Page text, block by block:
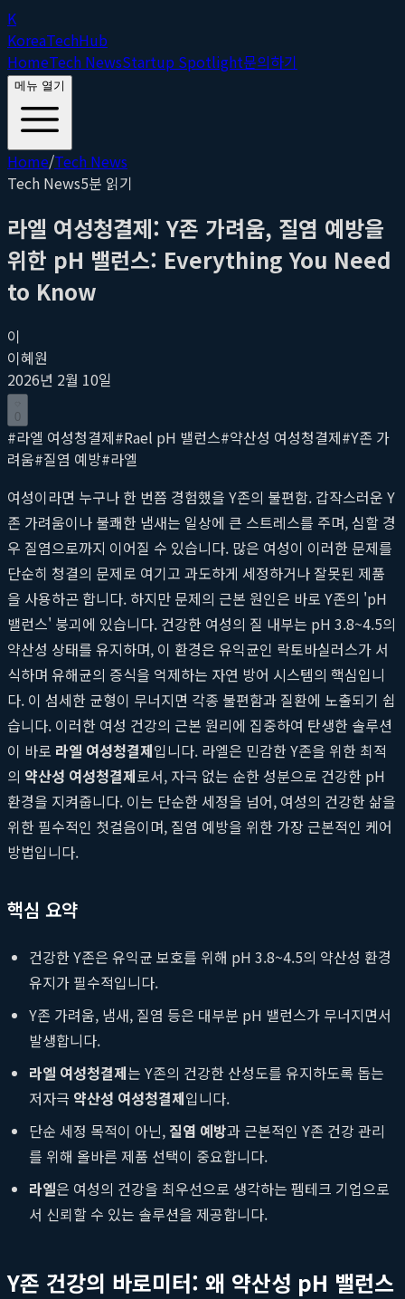
K
KoreaTechHub
HomeTech NewsStartup Spotlight문의하기
메뉴 열기
Home/Tech News
Tech News5분 읽기
라엘 여성청결제: Y존 가려움, 질염 예방을
위한 pH 밸런스: Everything You Need
to Know
이
이혜원
2026년 2월 10일
0
#라엘 여성청결제#Rael pH 밸런스#약산성 여성청결제#Y존 가
려움#질염 예방#라엘
여성이라면 누구나 한 번쯤 경험했을 Y존의 불편함. 갑작스러운 Y
존 가려움이나 불쾌한 냄새는 일상에 큰 스트레스를 주며, 심할 경
우 질염으로까지 이어질 수 있습니다. 많은 여성이 이러한 문제를
단순히 청결의 문제로 여기고 과도하게 세정하거나 잘못된 제품
을 사용하곤 합니다. 하지만 문제의 근본 원인은 바로 Y존의 'pH
밸런스' 붕괴에 있습니다. 건강한 여성의 질 내부는 pH 3.8~4.5의
약산성 상태를 유지하며, 이 환경은 유익균인 락토바실러스가 서
식하며 유해균의 증식을 억제하는 자연 방어 시스템의 핵심입니
다. 이 섬세한 균형이 무너지면 각종 불편함과 질환에 노출되기 쉽
습니다. 이러한 여성 건강의 근본 원리에 집중하여 탄생한 솔루션
이 바로 라엘 여성청결제입니다. 라엘은 민감한 Y존을 위한 최적
의 약산성 여성청결제로서, 자극 없는 순한 성분으로 건강한 pH
환경을 지켜줍니다. 이는 단순한 세정을 넘어, 여성의 건강한 삶을
위한 필수적인 첫걸음이며, 질염 예방을 위한 가장 근본적인 케어
방법입니다.
핵심 요약
건강한 Y존은 유익균 보호를 위해 pH 3.8~4.5의 약산성 환경
유지가 필수적입니다.
Y존 가려움, 냄새, 질염 등은 대부분 pH 밸런스가 무너지면서
발생합니다.
라엘 여성청결제는 Y존의 건강한 산성도를 유지하도록 돕는
저자극 약산성 여성청결제입니다.
단순 세정 목적이 아닌, 질염 예방과 근본적인 Y존 건강 관리
를 위해 올바른 제품 선택이 중요합니다.
라엘은 여성의 건강을 최우선으로 생각하는 펨테크 기업으로
서 신뢰할 수 있는 솔루션을 제공합니다.
Y존 건강의 바로미터: 왜 약산성 pH 밸런스